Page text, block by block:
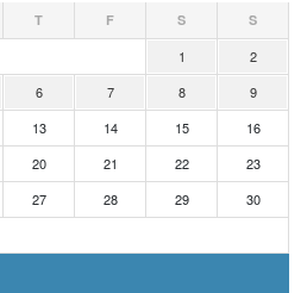
T F S S
1
2
6 7 8
9
13 14 15
16
20 21 22
23
27 28 29
30